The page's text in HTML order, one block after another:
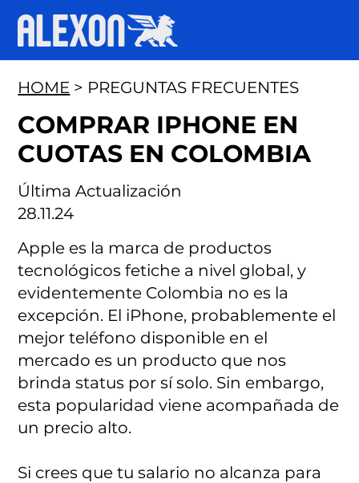
Última Actualización
28.11.24
HOME > PREGUNTAS FRECUENTES
COMPRAR IPHONE EN
CUOTAS EN COLOMBIA
Apple es la marca de productos
tecnológicos fetiche a nivel global, y
evidentemente Colombia no es la
excepción. El iPhone, probablemente el
mejor teléfono disponible en el
mercado es un producto que nos
brinda status por sí solo. Sin embargo,
esta popularidad viene acompañada de
un precio alto.
Si crees que tu salario no alcanza para